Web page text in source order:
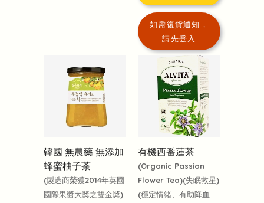
如需復貨通知，
請先登入
韓國 無農藥 無添加
蜂蜜柚子茶
(製造商榮獲2014年英國
國際果醬大奬之雙金奬)
有機西番蓮茶
(Organic Passion
Flower Tea)(失眠救星)
(穩定情緒、有助降血